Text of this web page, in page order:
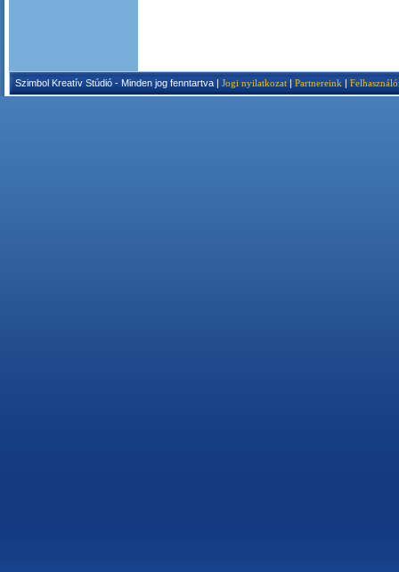
Szimbol Kreatív Stúdió - Minden jog fenntartva | Jogi nyilatkozat | Partnereink |